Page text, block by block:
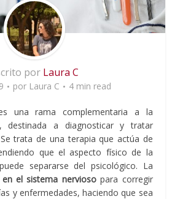
por Laura C
por Laura C 4 min read
una rama complementaria a la
destinada a diagnosticar y tratar
trata de una terapia que actúa de
que el aspecto físico de la
separarse del psicológico. La
el sistema nerviosopara corregir
y enfermedades, haciendo que sea